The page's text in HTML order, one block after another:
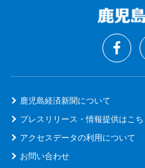
鹿児島経済新聞について
プレスリリース・情報提供はこち
アクセスデータの利用について
お問い合わせ